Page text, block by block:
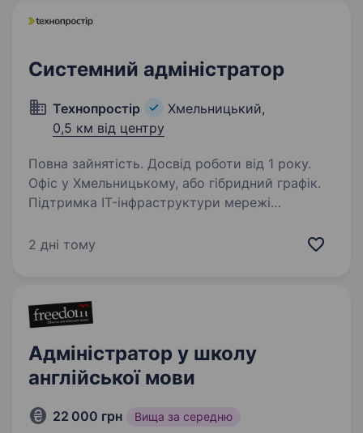
Системний адміністратор
Технопростір
Хмельницький,
0,5 км від центру
Повна зайнятість. Досвід роботи від 1 року.
Офіс у Хмельницькому, або гібридний графік.
Підтримка IT-інфраструктури мережі
та сучасним стеком технологій.
2 дні тому
Адміністратор у школу
англійської мови
22 000 грн Вища за середню